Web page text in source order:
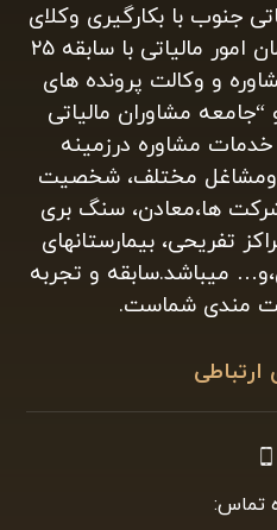
جنوب با بکارگیری وکلای
با تجربه و بازنشسته سازمان امور مالیاتی با سابقه ۲۵
و وکالت پرونده های
مشاوران مالیاتی
خدمات مشاوره درزمینه
ومشاغل مختلف، شخصیت
ها،معادن، سنگ بری
تفریحی، بیمارستانهای
میباشد.سابقه و تجربه
مندی شماست.
ارتباطی
تماس: